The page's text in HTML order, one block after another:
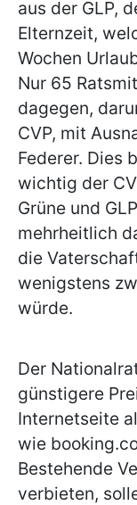
aus der GLP,
Elternzeit,
Wochen
Nur 65
dagegen,
CVP, mit
Federer. Dies
wichtig der
Grüne und
mehrheitlich
die
wenigstens
würde.
Der
günstigere
Internetseite
wie
Bestehende
verbieten,